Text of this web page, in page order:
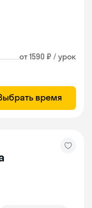
от 1590 ₽ / урок
время